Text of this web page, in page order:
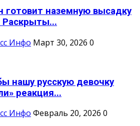
готовит наземную высадку
Раскрыты...
Инфо Март 30, 2026 0
нашу русскую девочку
реакция...
Инфо Февраль 20, 2026 0